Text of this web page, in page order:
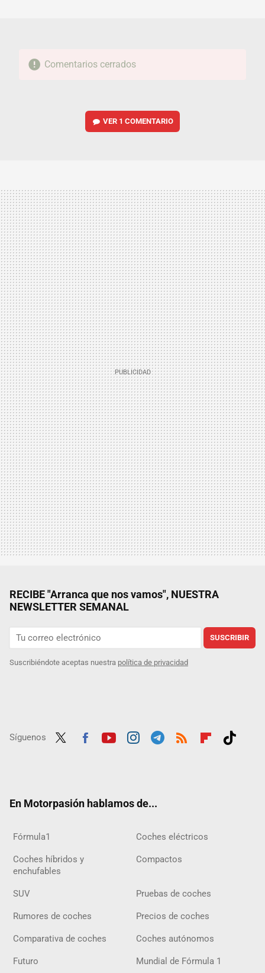
Comentarios cerrados
VER 1 COMENTARIO
RECIBE "Arranca que nos vamos", NUESTRA
NEWSLETTER SEMANAL
SUSCRIBIR
Suscribiéndote aceptas nuestra política de privacidad
Síguenos
En Motorpasión hablamos de...
Fórmula1 Coches eléctricos
Coches híbridos y
enchufables
Compactos
SUV Pruebas de coches
Rumores de coches Precios de coches
Comparativa de coches Coches autónomos
Futuro Mundial de Fórmula 1